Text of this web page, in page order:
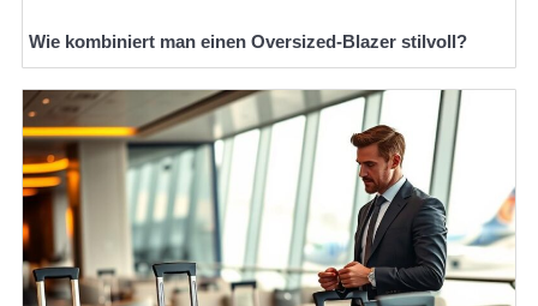
Wie kombiniert man einen Oversized-Blazer stilvoll?